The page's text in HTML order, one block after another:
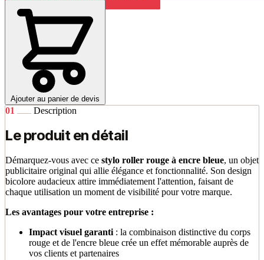
Ajouter au panier de devis
01 Description
Le produit en détail
Démarquez-vous avec ce stylo roller rouge à encre bleue, un objet
publicitaire original qui allie élégance et fonctionnalité. Son design
bicolore audacieux attire immédiatement l'attention, faisant de
chaque utilisation un moment de visibilité pour votre marque.
Les avantages pour votre entreprise :
Impact visuel garanti : la combinaison distinctive du corps
rouge et de l'encre bleue crée un effet mémorable auprès de
vos clients et partenaires